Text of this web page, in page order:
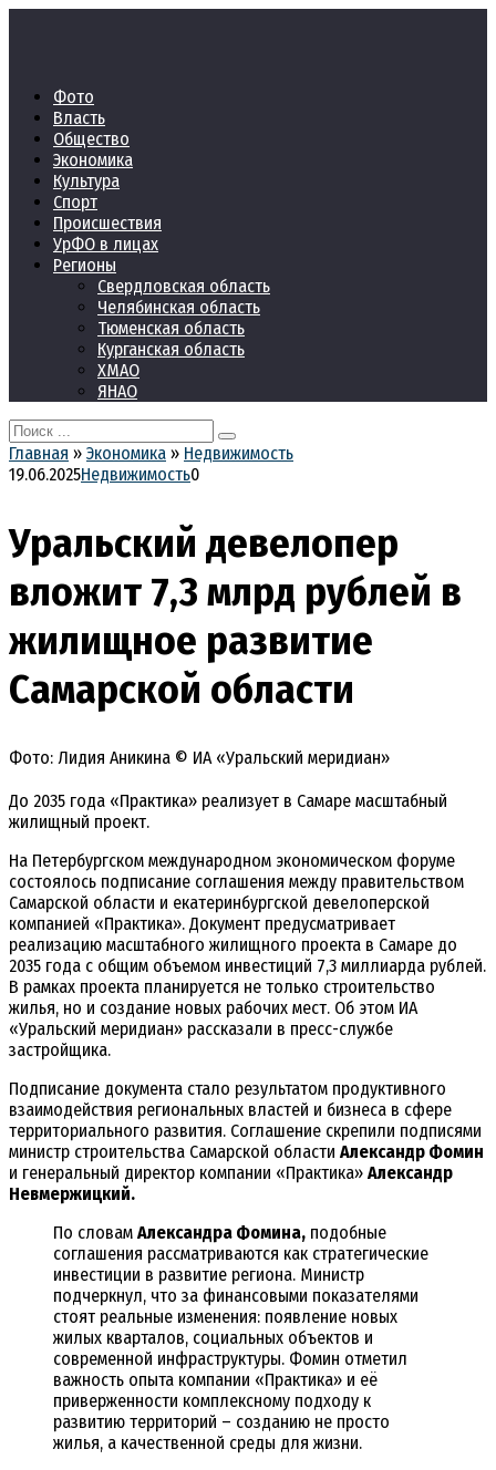
Фото
Власть
Общество
Экономика
Культура
Спорт
Происшествия
УрФО в лицах
Регионы
Свердловская область
Челябинская область
Тюменская область
Курганская область
ХМАО
ЯНАО
Search
for:
Главная » Экономика » Недвижимость
19.06.2025Недвижимость0
Уральский девелопер
вложит 7,3 млрд рублей в
жилищное развитие
Самарской области
Фото: Лидия Аникина © ИА «Уральский меридиан»
До 2035 года «Практика» реализует в Самаре масштабный
жилищный проект.
На Петербургском международном экономическом форуме
состоялось подписание соглашения между правительством
Самарской области и екатеринбургской девелоперской
компанией «Практика». Документ предусматривает
реализацию масштабного жилищного проекта в Самаре до
2035 года с общим объемом инвестиций 7,3 миллиарда рублей.
В рамках проекта планируется не только строительство
жилья, но и создание новых рабочих мест. Об этом ИА
«Уральский меридиан» рассказали в пресс-службе
застройщика.
Подписание документа стало результатом продуктивного
взаимодействия региональных властей и бизнеса в сфере
территориального развития. Соглашение скрепили подписями
министр строительства Самарской области Александр Фомин
и генеральный директор компании «Практика» Александр
Невмержицкий.
По словам Александра Фомина, подобные
соглашения рассматриваются как стратегические
инвестиции в развитие региона. Министр
подчеркнул, что за финансовыми показателями
стоят реальные изменения: появление новых
жилых кварталов, социальных объектов и
современной инфраструктуры. Фомин отметил
важность опыта компании «Практика» и её
приверженности комплексному подходу к
развитию территорий – созданию не просто
жилья, а качественной среды для жизни.